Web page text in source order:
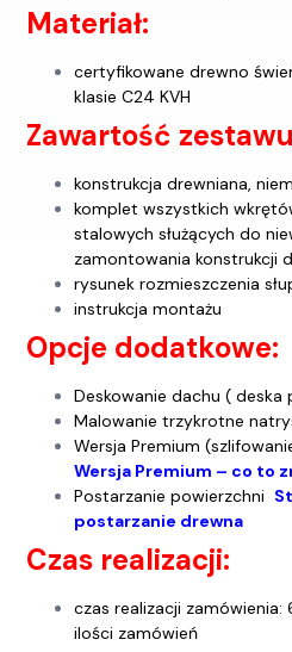
Materiał:
certyfikowane drewno
klasie C24 KVH
Zawartość
konstrukcja drewniana,
komplet wszystkich
stalowych służących do
zamontowania konstrukcji
rysunek rozmieszczenia
instrukcja montażu
Opcje dodatkowe:
Deskowanie dachu (
Malowanie trzykrotne
Wersja Premium
Wersja Premium – co to
Postarzanie powierzchni
postarzanie drewna
Czas realizacji:
czas realizacji
ilości zamówień